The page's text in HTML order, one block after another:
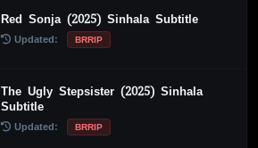
Red Sonja (2025) Sinhala Subtitle
Updated: BRRIP
The Ugly Stepsister (2025) Sinhala
Subtitle
Updated: BRRIP